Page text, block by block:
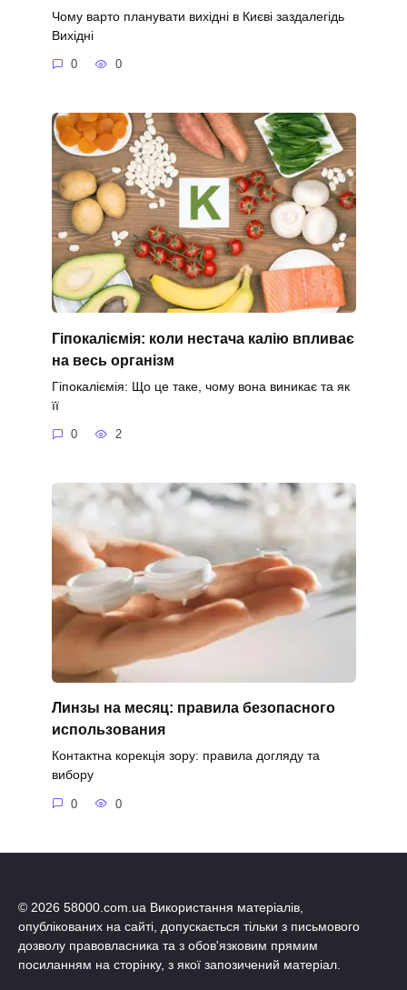
Чому варто планувати вихідні в Києві заздалегідь
Вихідні
0 0
Гіпокаліємія: коли нестача калію впливає
на весь організм
Гіпокаліємія: Що це таке, чому вона виникає та як
її
0 2
Линзы на месяц: правила безопасного
использования
Контактна корекція зору: правила догляду та
вибору
0 0
© 2026 58000.com.ua Використання матеріалів,
опублікованих на сайті, допускається тільки з письмового
дозволу правовласника та з обов'язковим прямим
посиланням на сторінку, з якої запозичений матеріал.